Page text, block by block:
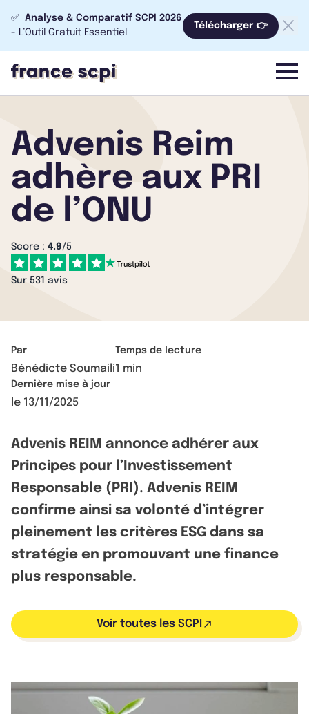
✅ Analyse & Comparatif SCPI 2026
- L’Outil Gratuit Essentiel
Télécharger 👉
menu
Advenis Reim
adhère aux PRI
de l’ONU
Score : 4.9/5
Sur 531 avis
Par
Bénédicte Soumaili
Temps de lecture
1 min
Dernière mise à jour
le 13/11/2025
Advenis REIM annonce adhérer aux
Principes pour l’Investissement
Responsable (PRI). Advenis REIM
confirme ainsi sa volonté d’intégrer
pleinement les critères ESG dans sa
stratégie en promouvant une finance
plus responsable.
Voir toutes les SCPI